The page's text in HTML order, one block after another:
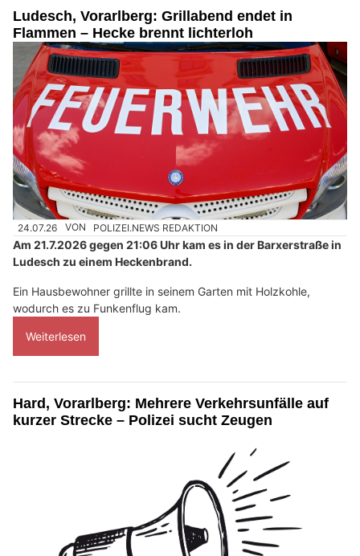
Ludesch, Vorarlberg: Grillabend endet in
Flammen – Hecke brennt lichterloh
24.07.26 VON POLIZEI.NEWS REDAKTION
Am 21.7.2026 gegen 21:06 Uhr kam es in der Barxerstraße in
Ludesch zu einem Heckenbrand.
Ein Hausbewohner grillte in seinem Garten mit Holzkohle,
wodurch es zu Funkenflug kam.
Weiterlesen
Hard, Vorarlberg: Mehrere Verkehrsunfälle auf
kurzer Strecke – Polizei sucht Zeugen